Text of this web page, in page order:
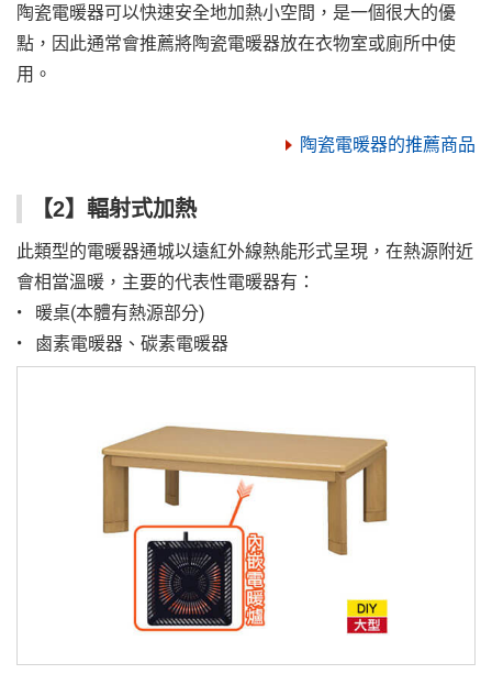
陶瓷電暖器可以快速安全地加熱小空間，是一個很大的優
點，因此通常會推薦將陶瓷電暖器放在衣物室或廁所中使
用。
陶瓷電暖器的推薦商品
【2】輻射式加熱
此類型的電暖器通城以遠紅外線熱能形式呈現，在熱源附近
會相當溫暖，主要的代表性電暖器有：
• 暖桌(本體有熱源部分)
• 鹵素電暖器、碳素電暖器